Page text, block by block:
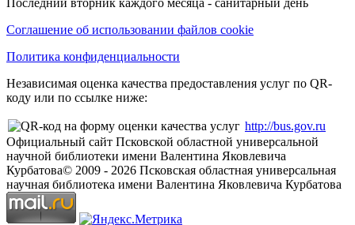
Соглашение об использовании файлов cookie
Политика конфиденциальности
Независимая оценка качества предоставления услуг по QR-
коду или по ссылке ниже:
http://bus.gov.ru
Официальный сайт Псковской областной универсальной
научной библиотеки имени Валентина Яковлевича
Курбатова© 2009 - 2026 Псковская областная универсальная
научная библиотека имени Валентина Яковлевича Курбатова